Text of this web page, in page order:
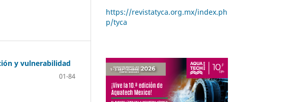
y vulnerabilidad
01-84
https://revistatyca.org.mx/index.ph
p/tyca